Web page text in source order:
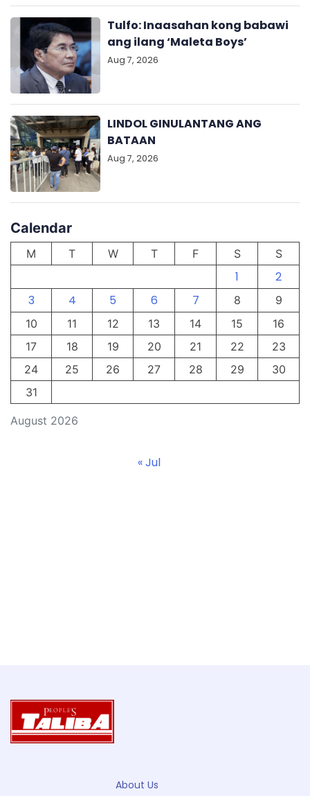
Tulfo: Inaasahan kong babawi
ang ilang ‘Maleta Boys’
Aug 7, 2026
LINDOL GINULANTANG ANG
BATAAN
Aug 7, 2026
Calendar
August 2026
M T W T F S S
1
2
3
4 5 6 7 8
9
10
11 12 13 14 15
16
17
18 19 20 21 22
23
24
25 26 27 28 29
30
31
« Jul
About Us